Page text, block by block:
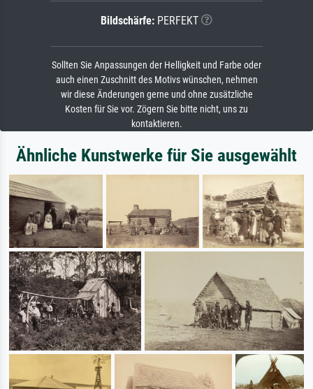
Bildschärfe: PERFEKT
Sollten Sie Anpassungen der Helligkeit und Farbe oder
auch einen Zuschnitt des Motivs wünschen, nehmen
wir diese Änderungen gerne und ohne zusätzliche
Kosten für Sie vor. Zögern Sie bitte nicht, uns zu
kontaktieren.
Ähnliche Kunstwerke für Sie ausgewählt